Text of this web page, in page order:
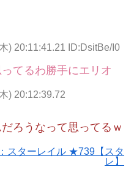
) 20:11:41.21 ID:DsitBe/I0
てるわ勝手にエリオ
) 20:12:39.72
ろうなって思ってるｗ
スターレイル ★739【スタ
レ】